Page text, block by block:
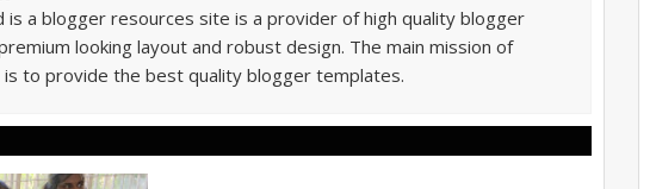
is a blogger resources site is a provider of high quality blogger
looking layout and robust design. The main mission of
to provide the best quality blogger templates.